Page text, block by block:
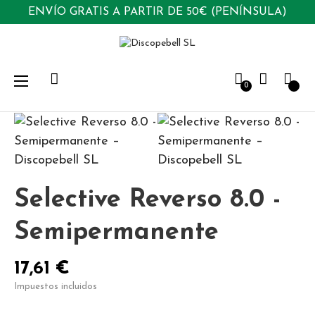
ENVÍO GRATIS A PARTIR DE 50€ (PENÍNSULA)
0
Navegación
palanca
☰
Selective Reverso 8.0 -
Semipermanente
17,61 €
Impuestos incluidos